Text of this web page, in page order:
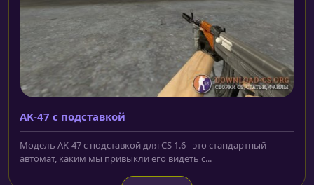
AK-47 с подставкой
Модель AK-47 с подставкой для CS 1.6 - это стандартный
автомат, каким мы привыкли его видеть с...